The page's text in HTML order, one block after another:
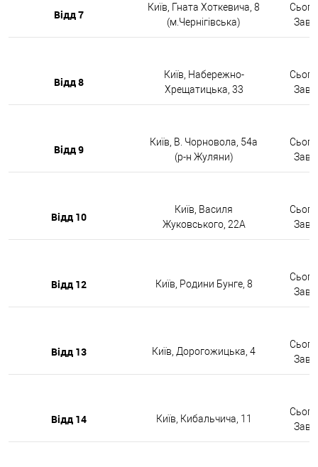
Відд 7
Київ, Гната Хоткевича, 8
(м.Чернігівська)
Відд 8
Київ, Набережно-
Хрещатицька, 33
Відд 9
Київ, В. Чорновола, 54а
(р-н Жуляни)
Відд 10
Київ, Василя
Жуковського, 22А
Відд 12 Київ, Родини Бунге, 8
Відд 13 Київ, Дорогожицька, 4
Відд 14 Київ, Кибальчича, 11